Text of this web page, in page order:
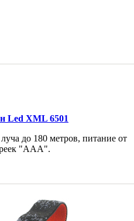
Led XML 6501
до 180 метров, питание от
"AAA".